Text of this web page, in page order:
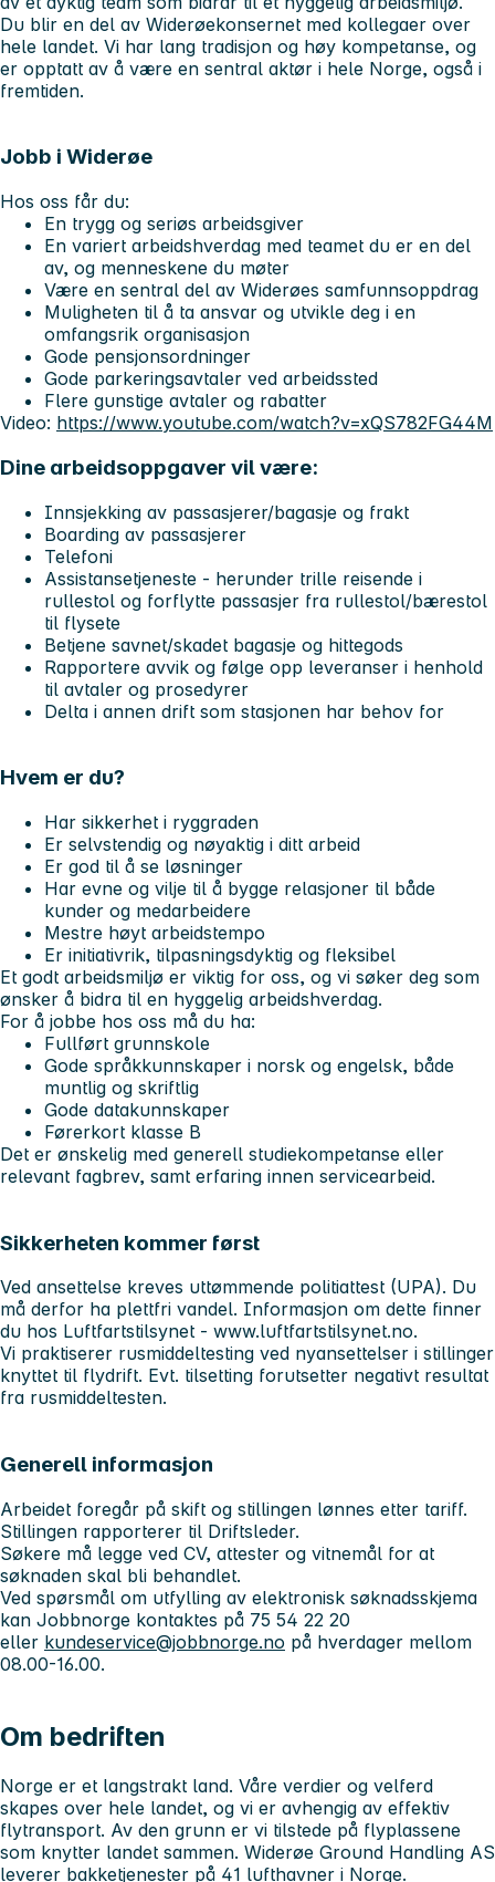
Du blir en del av Widerøekonsernet med kollegaer over
hele landet. Vi har lang tradisjon og høy kompetanse, og
er opptatt av å være en sentral aktør i hele Norge, også i
fremtiden.
Jobb i Widerøe
Hos oss får du:
En trygg og seriøs arbeidsgiver
En variert arbeidshverdag med teamet du er en del
av, og menneskene du møter
Være en sentral del av Widerøes samfunnsoppdrag
Muligheten til å ta ansvar og utvikle deg i en
omfangsrik organisasjon
Gode pensjonsordninger
Gode parkeringsavtaler ved arbeidssted
Flere gunstige avtaler og rabatter
Video: https://www.youtube.com/watch?v=xQS782FG44M
Dine arbeidsoppgaver vil være:
Innsjekking av passasjerer/bagasje og frakt
Boarding av passasjerer
Telefoni
Assistansetjeneste - herunder trille reisende i
rullestol og forflytte passasjer fra rullestol/bærestol
til flysete
Betjene savnet/skadet bagasje og hittegods
Rapportere avvik og følge opp leveranser i henhold
til avtaler og prosedyrer
Delta i annen drift som stasjonen har behov for
Hvem er du?
Har sikkerhet i ryggraden
Er selvstendig og nøyaktig i ditt arbeid
Er god til å se løsninger
Har evne og vilje til å bygge relasjoner til både
kunder og medarbeidere
Mestre høyt arbeidstempo
Er initiativrik, tilpasningsdyktig og fleksibel
Et godt arbeidsmiljø er viktig for oss, og vi søker deg som
ønsker å bidra til en hyggelig arbeidshverdag.
For å jobbe hos oss må du ha:
Fullført grunnskole
Gode språkkunnskaper i norsk og engelsk, både
muntlig og skriftlig
Gode datakunnskaper
Førerkort klasse B
Det er ønskelig med generell studiekompetanse eller
relevant fagbrev, samt erfaring innen servicearbeid.
Sikkerheten kommer først
Ved ansettelse kreves uttømmende politiattest (UPA). Du
må derfor ha plettfri vandel. Informasjon om dette finner
du hos Luftfartstilsynet - www.luftfartstilsynet.no.
Vi praktiserer rusmiddeltesting ved nyansettelser i stillinger
knyttet til flydrift. Evt. tilsetting forutsetter negativt resultat
fra rusmiddeltesten.
Generell informasjon
Arbeidet foregår på skift og stillingen lønnes etter tariff.
Stillingen rapporterer til Driftsleder.
Søkere må legge ved CV, attester og vitnemål for at
søknaden skal bli behandlet.
Ved spørsmål om utfylling av elektronisk søknadsskjema
kan Jobbnorge kontaktes på 75 54 22 20
eller kundeservice@jobbnorge.no på hverdager mellom
08.00-16.00.
Om bedriften
Norge er et langstrakt land. Våre verdier og velferd
skapes over hele landet, og vi er avhengig av effektiv
flytransport. Av den grunn er vi tilstede på flyplassene
som knytter landet sammen. Widerøe Ground Handling AS
leverer bakketjenester på 41 lufthavner i Norge.